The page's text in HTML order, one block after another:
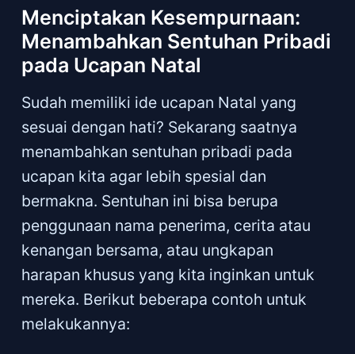
Menciptakan Kesempurnaan:
Menambahkan Sentuhan Pribadi
pada Ucapan Natal
Sudah memiliki ide ucapan Natal yang
sesuai dengan hati? Sekarang saatnya
menambahkan sentuhan pribadi pada
ucapan kita agar lebih spesial dan
bermakna. Sentuhan ini bisa berupa
penggunaan nama penerima, cerita atau
kenangan bersama, atau ungkapan
harapan khusus yang kita inginkan untuk
mereka. Berikut beberapa contoh untuk
melakukannya: